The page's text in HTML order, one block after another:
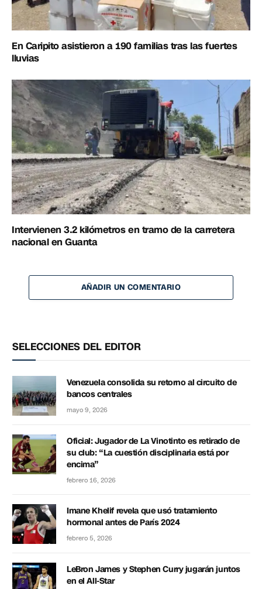
En Caripito asistieron a 190 familias tras las fuertes
lluvias
Intervienen 3.2 kilómetros en tramo de la carretera
nacional en Guanta
AÑADIR UN COMENTARIO
SELECCIONES DEL EDITOR
Venezuela consolida su retorno al circuito de
bancos centrales
mayo 9, 2026
Oficial: Jugador de La Vinotinto es retirado de
su club: “La cuestión disciplinaria está por
encima”
febrero 16, 2026
Imane Khelif revela que usó tratamiento
hormonal antes de París 2024
febrero 5, 2026
LeBron James y Stephen Curry jugarán juntos
en el All-Star